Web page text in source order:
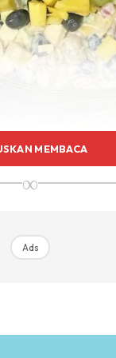
MEMBACA
∞
Ads